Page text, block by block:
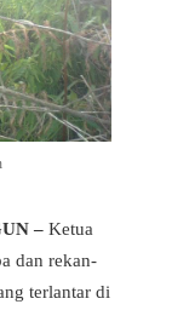
– Ketua
dan rekan-
terlantar di